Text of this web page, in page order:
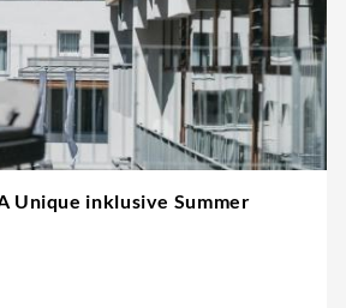
Unique inklusive Summer